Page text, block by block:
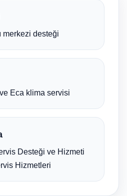
merkezi desteği
Eca klima servisi
Desteği ve Hizmeti
Hizmetleri